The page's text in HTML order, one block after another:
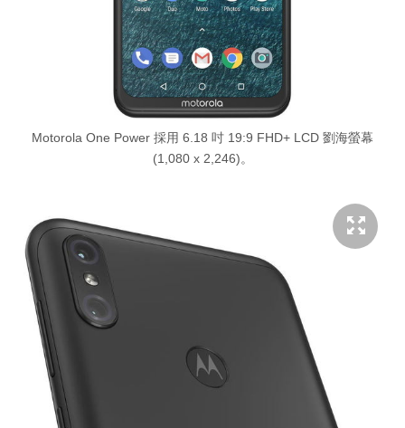
Motorola One Power 採用 6.18 吋 19:9 FHD+ LCD 劉海螢幕
(1,080 x 2,246)。